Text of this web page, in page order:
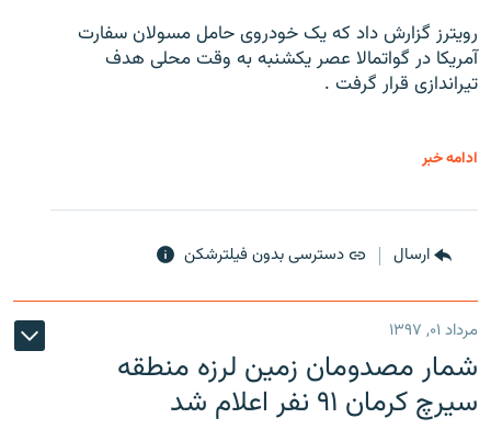
رویترز گزارش داد که یک خودروی حامل مسولان سفارت
آمریکا در گواتمالا عصر یکشنبه به وقت محلی هدف
تیراندازی قرار گرفت .
ادامه خبر
ارسال دسترسی بدون فیلترشکن
مرداد ۰۱, ۱۳۹۷
شمار مصدومان زمین لرزه منطقه
سیرچ کرمان ۹۱ نفر اعلام شد